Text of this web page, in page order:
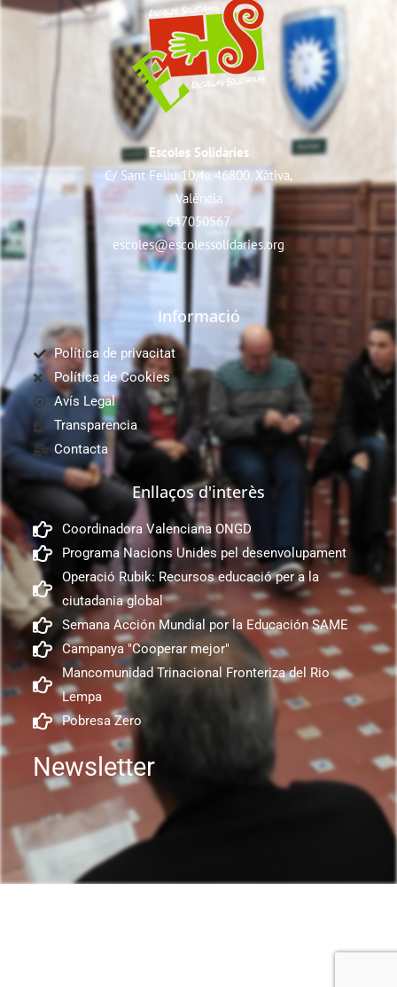
Escoles Solidàries
C/ Sant Feliu 10,4a 46800. Xàtiva,
València
647050567
escoles@escolessolidaries.org
Informació
Política de privacitat
Política de Cookies
Avís Legal
Transparencia
Contacta
Enllaços d'interès
Coordinadora Valenciana ONGD
Programa Nacions Unides pel desenvolupament
Operació Rubik: Recursos educació per a la
ciutadania global
Semana Acción Mundial por la Educación SAME
Campanya "Cooperar mejor"
Mancomunidad Trinacional Fronteriza del Rio
Lempa
Pobresa Zero
Newsletter